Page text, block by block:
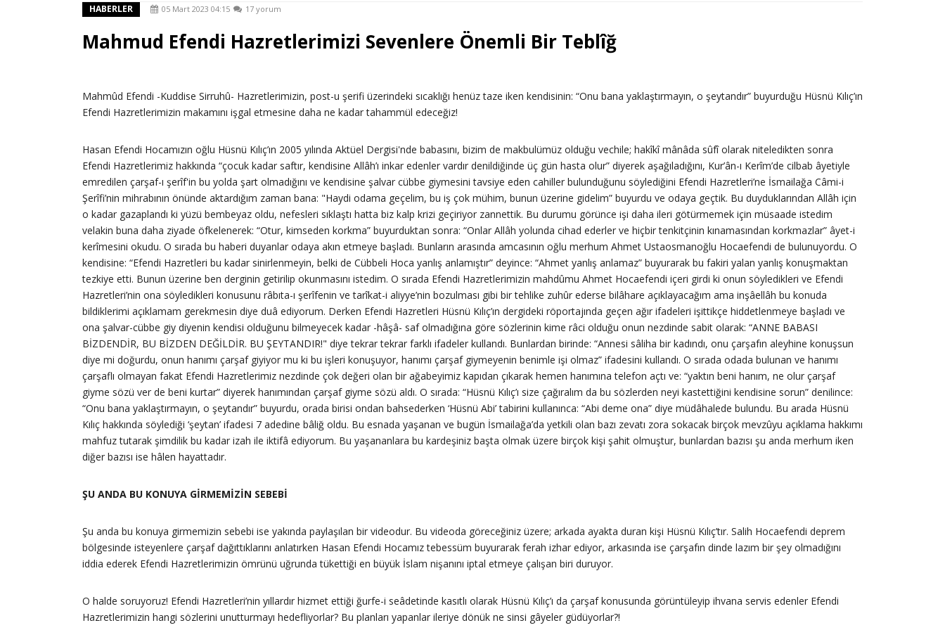
HABERLER 05 Mart 2023 04:15 17 yorum
Mahmud Efendi Hazretlerimizi Sevenlere Önemli Bir Teblîğ
Mahmûd Efendi -Kuddise Sirruhû- Hazretlerimizin, post-u şerifi üzerindeki sıcaklığı henüz taze iken kendisinin: “Onu bana yaklaştırmayın, o şeytandır” buyurduğu Hüsnü Kılıç’ın
Efendi Hazretlerimizin makamını işgal etmesine daha ne kadar tahammül edeceğiz!
Hasan Efendi Hocamızın oğlu Hüsnü Kılıç’ın 2005 yılında Aktüel Dergisi'nde babasını, bizim de makbulümüz olduğu vechile; hakîkî mânâda sûfî olarak niteledikten sonra
Efendi Hazretlerimiz hakkında “çocuk kadar saftır, kendisine Allâh’ı inkar edenler vardır denildiğinde üç gün hasta olur” diyerek aşağıladığını, Kur’ân-ı Kerîm’de cilbab âyetiyle
emredilen çarşaf-ı şerîf'in bu yolda şart olmadığını ve kendisine şalvar cübbe giymesini tavsiye eden cahiller bulunduğunu söylediğini Efendi Hazretleri’ne İsmailağa Câmi-i
Şerîfi’nin mihrabının önünde aktardığım zaman bana: "Haydi odama geçelim, bu iş çok mühim, bunun üzerine gidelim” buyurdu ve odaya geçtik. Bu duyduklarından Allâh için
o kadar gazaplandı ki yüzü bembeyaz oldu, nefesleri sıklaştı hatta biz kalp krizi geçiriyor zannettik. Bu durumu görünce işi daha ileri götürmemek için müsaade istedim
velakin buna daha ziyade öfkelenerek: “Otur, kimseden korkma” buyurduktan sonra: “Onlar Allâh yolunda cihad ederler ve hiçbir tenkitçinin kınamasından korkmazlar” âyet-i
kerîmesini okudu. O sırada bu haberi duyanlar odaya akın etmeye başladı. Bunların arasında amcasının oğlu merhum Ahmet Ustaosmanoğlu Hocaefendi de bulunuyordu. O
kendisine: “Efendi Hazretleri bu kadar sinirlenmeyin, belki de Cübbeli Hoca yanlış anlamıştır” deyince: “Ahmet yanlış anlamaz” buyurarak bu fakiri yalan yanlış konuşmaktan
tezkiye etti. Bunun üzerine ben derginin getirilip okunmasını istedim. O sırada Efendi Hazretlerimizin mahdûmu Ahmet Hocaefendi içeri girdi ki onun söyledikleri ve Efendi
Hazretleri’nin ona söyledikleri konusunu râbıta-ı şerîfenin ve tarîkat-i aliyye’nin bozulması gibi bir tehlike zuhûr ederse bilâhare açıklayacağım ama inşâellâh bu konuda
bildiklerimi açıklamam gerekmesin diye duâ ediyorum. Derken Efendi Hazretleri Hüsnü Kılıç’ın dergideki röportajında geçen ağır ifadeleri işittikçe hiddetlenmeye başladı ve
ona şalvar-cübbe giy diyenin kendisi olduğunu bilmeyecek kadar -hâşâ- saf olmadığına göre sözlerinin kime râci olduğu onun nezdinde sabit olarak: “ANNE BABASI
BİZDENDİR, BU BİZDEN DEĞİLDİR. BU ŞEYTANDIR!" diye tekrar tekrar farklı ifadeler kullandı. Bunlardan birinde: “Annesi sâliha bir kadındı, onu çarşafın aleyhine konuşsun
diye mi doğurdu, onun hanımı çarşaf giyiyor mu ki bu işleri konuşuyor, hanımı çarşaf giymeyenin benimle işi olmaz” ifadesini kullandı. O sırada odada bulunan ve hanımı
çarşaflı olmayan fakat Efendi Hazretlerimiz nezdinde çok değeri olan bir ağabeyimiz kapıdan çıkarak hemen hanımına telefon açtı ve: “yaktın beni hanım, ne olur çarşaf
giyme sözü ver de beni kurtar” diyerek hanımından çarşaf giyme sözü aldı. O sırada: “Hüsnü Kılıç’ı size çağıralım da bu sözlerden neyi kastettiğini kendisine sorun” denilince:
“Onu bana yaklaştırmayın, o şeytandır” buyurdu, orada birisi ondan bahsederken ‘Hüsnü Abi’ tabirini kullanınca: “Abi deme ona” diye müdâhalede bulundu. Bu arada Hüsnü
Kılıç hakkında söylediği ‘şeytan’ ifadesi 7 adedine bâliğ oldu. Bu esnada yaşanan ve bugün İsmailağa’da yetkili olan bazı zevatı zora sokacak birçok mevzûyu açıklama hakkımı
mahfuz tutarak şimdilik bu kadar izah ile iktifâ ediyorum. Bu yaşananlara bu kardeşiniz başta olmak üzere birçok kişi şahit olmuştur, bunlardan bazısı şu anda merhum iken
diğer bazısı ise hâlen hayattadır.
ŞU ANDA BU KONUYA GİRMEMİZİN SEBEBİ
Şu anda bu konuya girmemizin sebebi ise yakında paylaşılan bir videodur. Bu videoda göreceğiniz üzere; arkada ayakta duran kişi Hüsnü Kılıç’tır. Salih Hocaefendi deprem
bölgesinde isteyenlere çarşaf dağıttıklarını anlatırken Hasan Efendi Hocamız tebessüm buyurarak ferah izhar ediyor, arkasında ise çarşafın dinde lazım bir şey olmadığını
iddia ederek Efendi Hazretlerimizin ömrünü uğrunda tükettiği en büyük İslam nişanını iptal etmeye çalışan biri duruyor.
O halde soruyoruz! Efendi Hazretleri’nin yıllardır hizmet ettiği ğurfe-i seâdetinde kasıtlı olarak Hüsnü Kılıç’ı da çarşaf konusunda görüntüleyip ihvana servis edenler Efendi
Hazretlerimizin hangi sözlerini unutturmayı hedefliyorlar? Bu planları yapanlar ileriye dönük ne sinsi gâyeler güdüyorlar?!